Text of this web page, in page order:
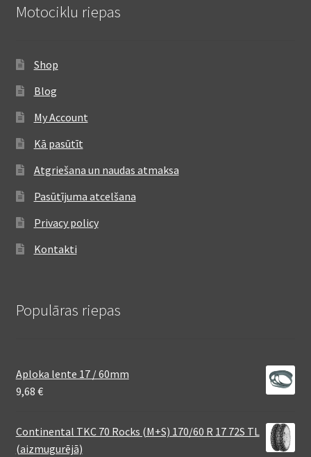
Motociklu riepas
Shop
Blog
My Account
Kā pasūtīt
Atgriešana un naudas atmaksa
Pasūtījuma atcelšana
Privacy policy
Kontakti
Populāras riepas
Aploka lente 17 / 60mm
9,68 €
Continental TKC 70 Rocks (M+S) 170/60 R 17 72S TL
(aizmugurējā)